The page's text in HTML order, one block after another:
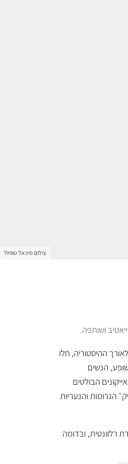
צילום מיכאל טופיול
ההיסטוריה, חלו
הנשים
הבולטים
הגרומות והנעריות
רלוונטית, ובדומה